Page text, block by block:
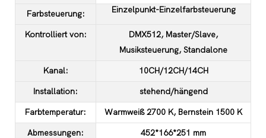
Farbsteuerung: Einzelpunkt-Einzelfarbsteuerung
Kontrolliert von:
DMX512, Master/Slave,
Musiksteuerung, Standalone
Kanal: 10CH/12CH/14CH
Installation: stehend/hängend
Farbtemperatur: Warmweiß 2700 K, Bernstein 1500 K
Abmessungen: 452*166*251 mm